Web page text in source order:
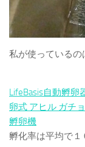
私が使っているの
LifeBasis自動孵卵
卵式 アヒル ガチ
孵卵機
孵化率は平均で